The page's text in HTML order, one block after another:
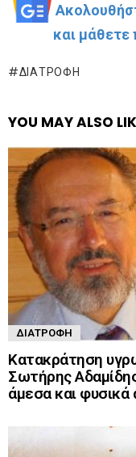
και μάθετε
ΔΙΑΤΡΟΦΉ
YOU MAY ALSO
ΔΙΑΤΡΟΦΉ
Κατακράτηση
Σωτήρης
άμεσα και φυσικά